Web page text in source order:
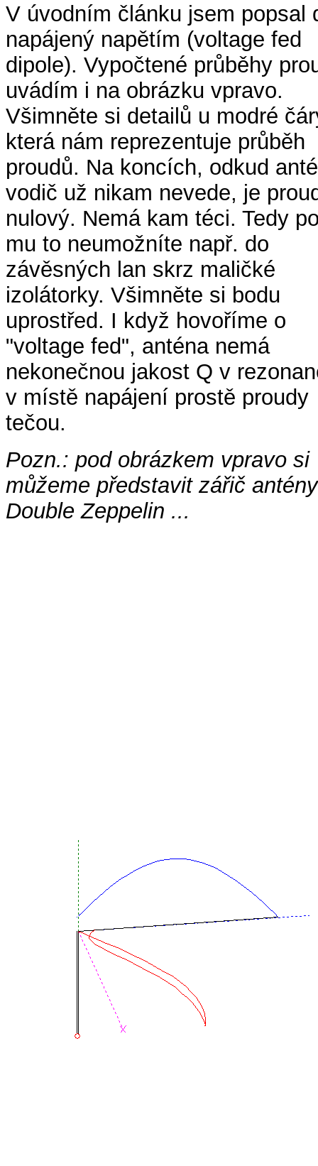
V úvodním článku jsem popsal
napájený napětím (voltage fed
dipole). Vypočtené průběhy
uvádím i na obrázku vpravo.
Všimněte si detailů u modré
která nám reprezentuje průběh
proudů. Na koncích, odkud
vodič už nikam nevede, je
nulový. Nemá kam téci. Tedy
mu to neumožníte např. do
závěsných lan skrz maličké
izolátorky. Všimněte si bodu
uprostřed. I když hovoříme o
"voltage fed", anténa nemá
nekonečnou jakost Q v
v místě napájení prostě proudy
tečou.
Pozn.: pod obrázkem vpravo si
můžeme představit zářič antény
Double Zeppelin ...